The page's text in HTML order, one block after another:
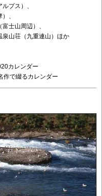
プス）、
、
士山周辺）、
泉山荘（九重連山）ほか
カレンダー
作で綴るカレンダー